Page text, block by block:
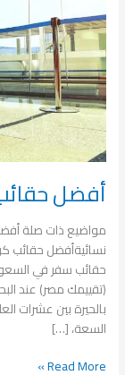
أفضل حقائب
مواضيع ذات صلة
نسائيةأفضل حقائب
حقائب سفر في
(تقييمك مصر) عند
بالحيرة بين عشرات
السعة، […]
لعام
2026
Read More »